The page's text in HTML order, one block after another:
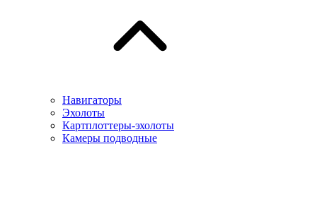
Навигаторы
Эхолоты
Картплоттеры-эхолоты
Камеры подводные